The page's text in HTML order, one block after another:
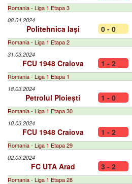
Romania - Liga 1 Etapa 3
08.04.2024
Politehnica Iași 0 - 0
Romania - Liga 1 Etapa 2
31.03.2024
FCU 1948 Craiova 1 - 2
Romania - Liga 1 Etapa 1
18.03.2024
Petrolul Ploiești 1 - 0
Romania - Liga 1 Etapa 30
10.03.2024
FCU 1948 Craiova 1 - 2
Romania - Liga 1 Etapa 29
02.03.2024
FC UTA Arad 3 - 2
Romania - Liga 1 Etapa 28